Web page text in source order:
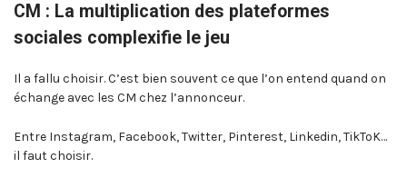
CM : La multiplication des plateformes
sociales complexifie le jeu
Il a fallu choisir. C’est bien souvent ce que l’on entend quand on
échange avec les CM chez l’annonceur.
Entre Instagram, Facebook, Twitter, Pinterest, Linkedin, TikToK…
il faut choisir.